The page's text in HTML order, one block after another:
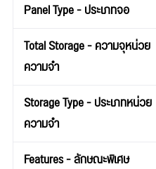
Panel Type - ประเภทจอ
Total Storage - ความจุหน่วย
ความจำ
Storage Type - ประเภทหน่วย
ความจำ
Features - ลักษณะพิเศษ